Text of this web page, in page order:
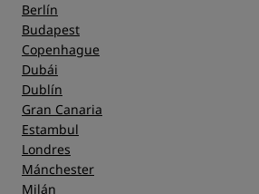
Berlín
Budapest
Copenhague
Dubái
Dublín
Gran Canaria
Estambul
Londres
Mánchester
Milán